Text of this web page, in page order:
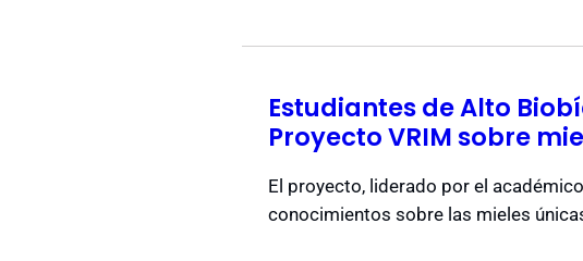
Estudiantes de Alto
Proyecto VRIM sobre
El proyecto, liderado por el
conocimientos sobre las mieles